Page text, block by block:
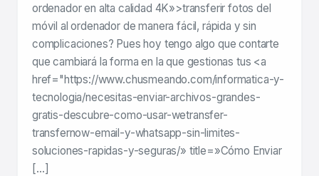
ordenador en alta calidad 4K»>transferir fotos del
móvil al ordenador de manera fácil, rápida y sin
complicaciones? Pues hoy tengo algo que contarte
que cambiará la forma en la que gestionas tus <a
href="https://www.chusmeando.com/informatica-y-
tecnologia/necesitas-enviar-archivos-grandes-
gratis-descubre-como-usar-wetransfer-
transfernow-email-y-whatsapp-sin-limites-
soluciones-rapidas-y-seguras/» title=»Cómo Enviar
[…]